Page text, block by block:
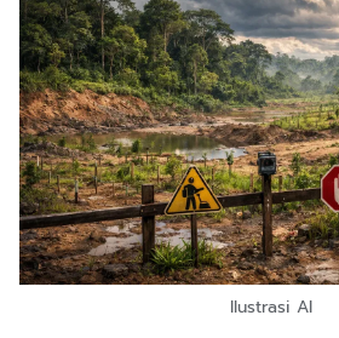
Ilustrasi AI